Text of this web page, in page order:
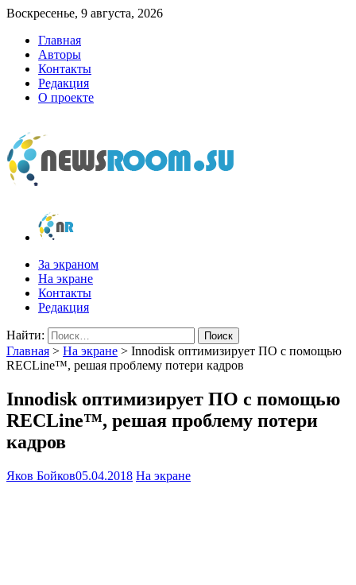
Воскресенье, 9 августа, 2026
Главная
Авторы
Контакты
Редакция
О проекте
newsroom.su
Новости о новостях
За экраном
На экране
Контакты
Редакция
Найти:
Главная > На экране > Innodisk оптимизирует ПО с помощью
RECLine™, решая проблему потери кадров
Innodisk оптимизирует ПО с помощью
RECLine™, решая проблему потери
кадров
Яков Бойков05.04.2018 На экране